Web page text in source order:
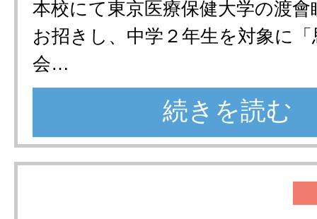
本校にて東京医療保健大学の渡會
お招きし、中学２年生を対象に
会…
続きを読む